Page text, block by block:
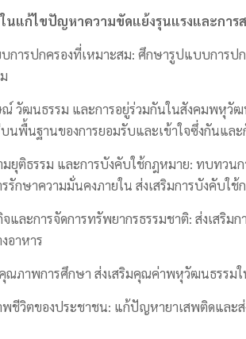
ในแก้ไขปัญหาความขัดแย้งรุนแรงและการ
การปกครองที่เหมาะสม: ศึกษารูปแบบการป
วัฒนธรรม และการอยู่ร่วมกันในสังคมพหุวั
บนพื้นฐานของการยอมรับและเข้าใจซึ่งกันแล
ยุติธรรม และการบังคับใช้กฎหมาย: ทบทวน
กษาความมั่นคงภายใน ส่งเสริมการบังคับใช้
และการจัดการทรัพยากรธรรมชาติ: ส่งเสริม
อาหาร
ภาพการศึกษา ส่งเสริมคุณค่าพหุวัฒนธรรมใ
ชีวิตของประชาชน: แก้ปัญหายาเสพติดและ